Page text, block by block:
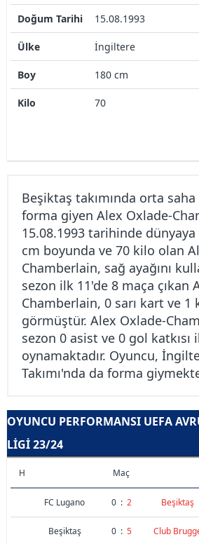
Doğum Tarihi 15.08.1993
Ülke İngiltere
Boy 180 cm
Kilo 70
Beşiktaş takımında orta
forma giyen Alex Oxlade-
15.08.1993 tarihinde
cm boyunda ve 70 kilo olan
Chamberlain, sağ ayağını
sezon ilk 11'de 8 maça çıkan
Chamberlain, 0 sarı kart ve 1
görmüştür. Alex Oxlade-
sezon 0 asist ve 0 gol katkısı
oynamaktadır. Oyuncu,
Takımı'nda da forma
OYUNCU PERFORMANSI UEFA
LIGI 23/24
H Maç
FC Lugano 0 : 2 Beşiktaş
Beşiktaş 0 : 5 Club